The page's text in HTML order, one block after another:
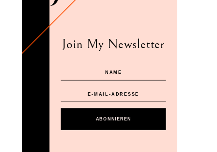
Join My Newsletter
ABONNIEREN